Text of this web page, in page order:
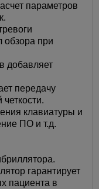
параметров
обзора при
добавляет
передачу
клавиатуры и
ПО и т.д.
гарантирует
пациента в